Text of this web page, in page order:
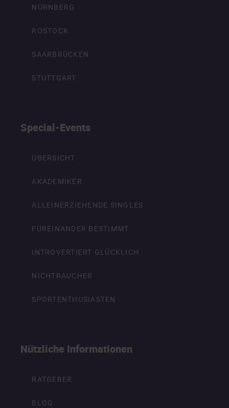
NÜRNBERG
ROSTOCK
SAARBRÜCKEN
STUTTGART
Special-Events
ÜBERSICHT
AKADEMIKER
ALLEINERZIEHENDE SINGLES
FÜREINANDER BESTIMMT
INTROVERTIERT GLÜCKLICH
NICHTRAUCHER
SPORTENTHUSIASTEN
Nützliche Informationen
RATGEBER
BLOG